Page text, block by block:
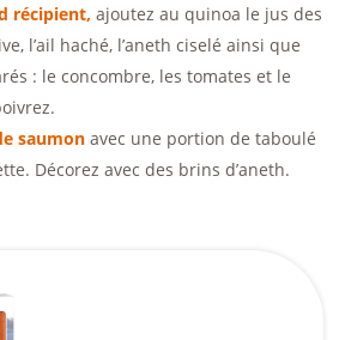
récipient, ajoutez au quinoa le jus des
l’ail haché, l’aneth ciselé ainsi que
: le concombre, les tomates et le
saumon avec une portion de taboulé
Décorez avec des brins d’aneth.